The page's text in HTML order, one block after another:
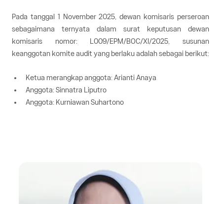
Pada tanggal 1 November 2025, dewan komisaris perseroan
sebagaimana ternyata dalam surat keputusan dewan
komisaris nomor: L009/EPM/BOC/XI/2025, susunan
keanggotan komite audit yang berlaku adalah sebagai berikut:
Ketua merangkap anggota: Arianti Anaya
Anggota: Sinnatra Liputro
Anggota: Kurniawan Suhartono